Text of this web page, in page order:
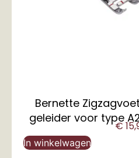
Bernette
geleider voor type
€
In winkelwagen